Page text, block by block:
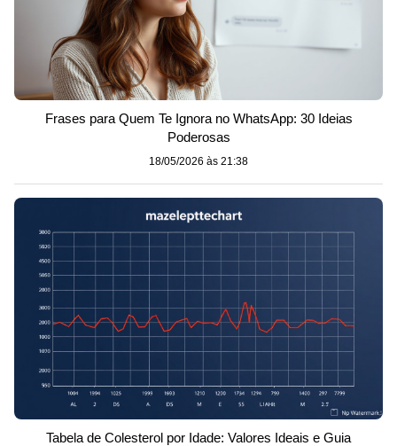
Frases para Quem Te Ignora no WhatsApp: 30 Ideias
Poderosas
18/05/2026 às 21:38
Tabela de Colesterol por Idade: Valores Ideais e Guia